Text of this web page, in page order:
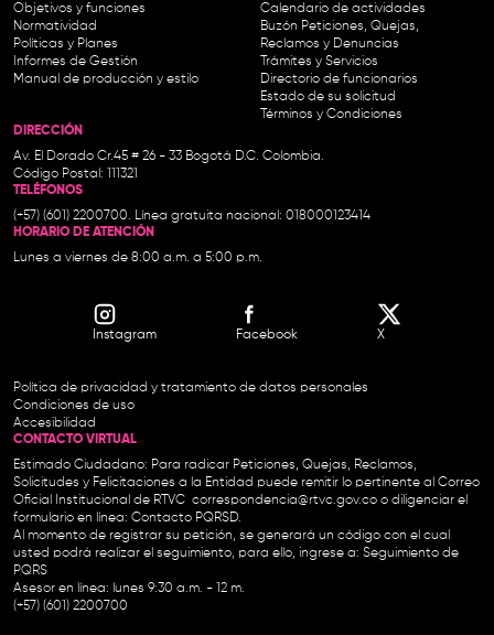
Objetivos y funciones
Normatividad
Políticas y Planes
Informes de Gestión
Manual de producción y estilo
Calendario de actividades
Buzón Peticiones, Quejas,
Reclamos y Denuncias
Trámites y Servicios
Directorio de funcionarios
Estado de su solicitud
Términos y Condiciones
DIRECCIÓN
Av. El Dorado Cr.45 # 26 - 33 Bogotá D.C. Colombia.
Código Postal: 111321
TELÉFONOS
(+57) (601) 2200700. Línea gratuita nacional: 018000123414
HORARIO DE ATENCIÓN
Lunes a viernes de 8:00 a.m. a 5:00 p.m.
Instagram Facebook X
Política de privacidad y tratamiento de datos personales
Condiciones de uso
Accesibilidad
CONTACTO VIRTUAL
Estimado Ciudadano: Para radicar Peticiones, Quejas, Reclamos,
Solicitudes y Felicitaciones a la Entidad puede remitir lo pertinente al Correo
Oficial Institucional de RTVC correspondencia@rtvc.gov.co o diligenciar el
formulario en línea: Contacto PQRSD.
Al momento de registrar su petición, se generará un código con el cual
usted podrá realizar el seguimiento, para ello, ingrese a: Seguimiento de
PQRS
Asesor en línea: lunes 9:30 a.m. - 12 m.
(+57) (601) 2200700